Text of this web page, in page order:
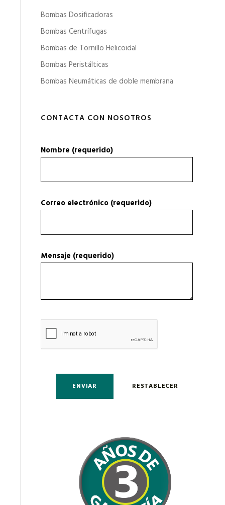
Bombas Dosificadoras
Bombas Centrífugas
Bombas de Tornillo Helicoidal
Bombas Peristálticas
Bombas Neumáticas de doble membrana
CONTACTA CON NOSOTROS
Nombre (requerido)
Correo electrónico (requerido)
Mensaje (requerido)